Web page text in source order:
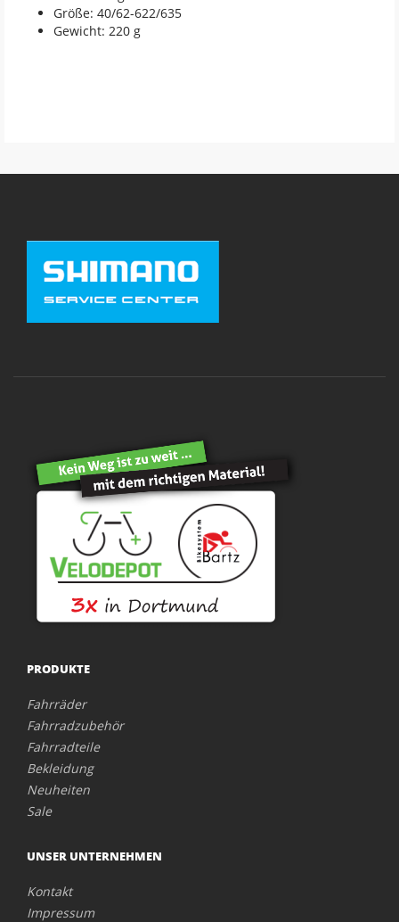
Größe: 40/62-622/635
Gewicht: 220 g
PRODUKTE
Fahrräder
Fahrradzubehör
Fahrradteile
Bekleidung
Neuheiten
Sale
UNSER UNTERNEHMEN
Kontakt
Impressum